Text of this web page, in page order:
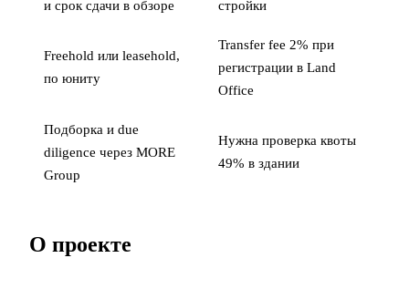
и срок сдачи в обзоре стройки
Freehold или leasehold,
по юниту
Transfer fee 2% при
регистрации в Land
Office
Подборка и due
diligence через MORE
Group
Нужна проверка квоты
49% в здании
О проекте